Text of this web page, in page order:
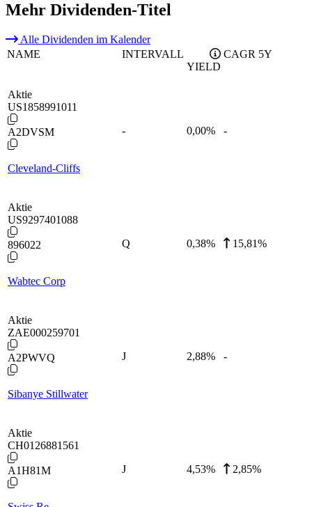
Mehr Dividenden-Titel
Alle Dividenden im Kalender
NAME
INTERVALL
YIELD
CAGR 5Y
Aktie
US1858991011
A2DVSM
Cleveland-Cliffs
- 0,00% -
Aktie
US9297401088
896022
Wabtec Corp
Q 0,38% 15,81%
Aktie
ZAE000259701
A2PWVQ
Sibanye Stillwater
J 2,88% -
Aktie
CH0126881561
A1H81M J 4,53% 2,85%